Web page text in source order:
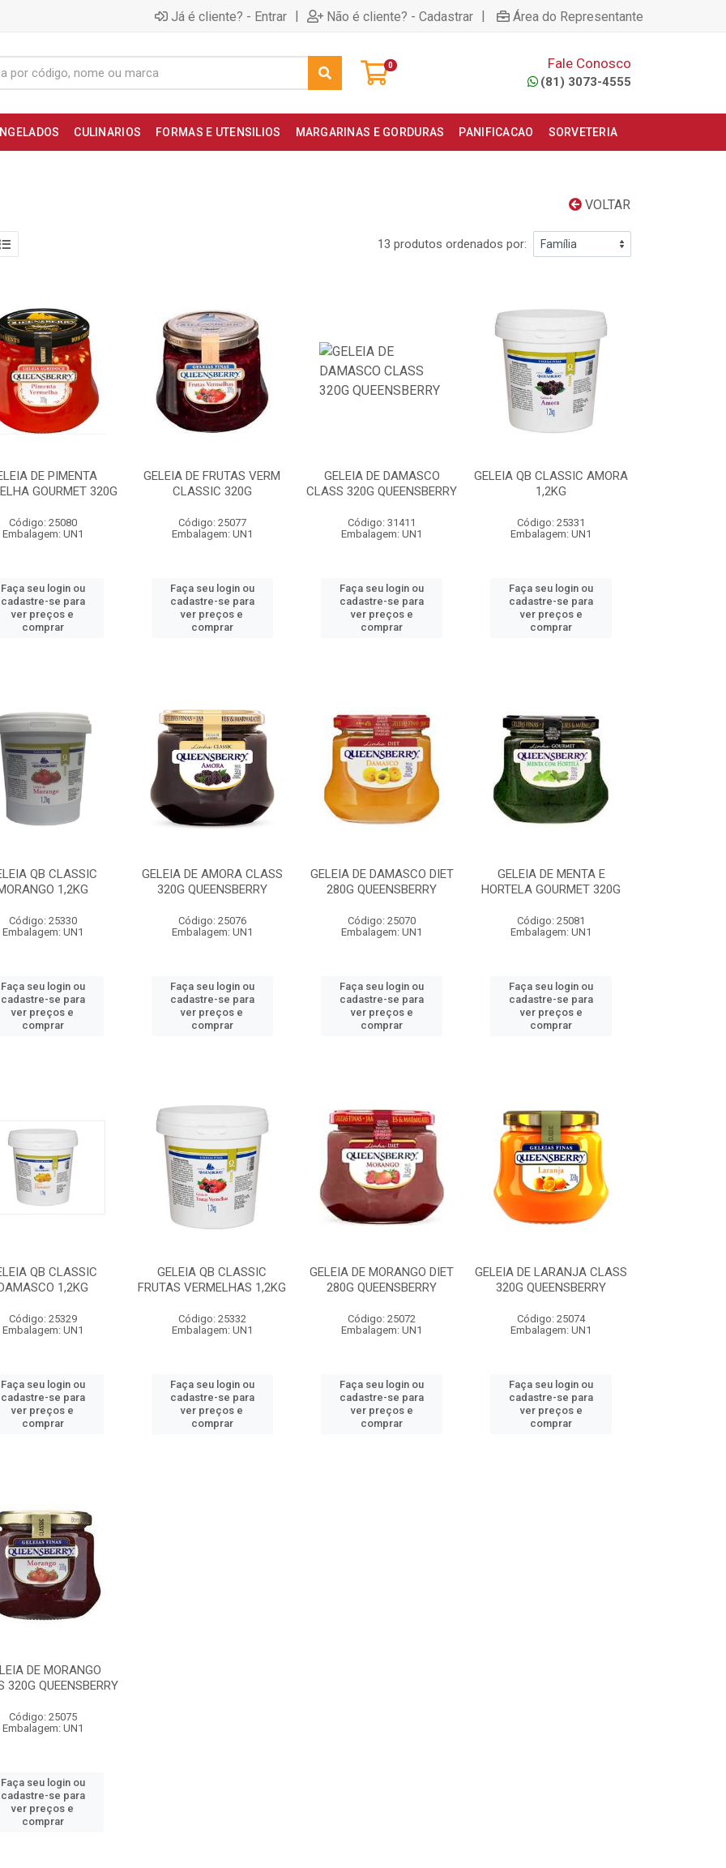
Já é cliente? - Entrar | Não é cliente? - Cadastrar | Área do Representante
0 Fale Conosco
(81) 3073-4555
CULINARIOS FORMAS E UTENSILIOS MARGARINAS E GORDURAS PANIFICACAO SORVETERIA
VOLTAR
13 produtos ordenados por:
DE PIMENTA
GOURMET 320G
Código: 25080
Embalagem: UN1
Faça seu login ou
cadastre-se para
ver preços e
comprar
GELEIA DE FRUTAS VERM
CLASSIC 320G
Código: 25077
Embalagem: UN1
Faça seu login ou
cadastre-se para
ver preços e
comprar
GELEIA DE DAMASCO
CLASS 320G QUEENSBERRY
Código: 31411
Embalagem: UN1
Faça seu login ou
cadastre-se para
ver preços e
comprar
GELEIA QB CLASSIC AMORA
1,2KG
Código: 25331
Embalagem: UN1
Faça seu login ou
cadastre-se para
ver preços e
comprar
QB CLASSIC
1,2KG
Código: 25330
Embalagem: UN1
Faça seu login ou
cadastre-se para
ver preços e
comprar
GELEIA DE AMORA CLASS
320G QUEENSBERRY
Código: 25076
Embalagem: UN1
Faça seu login ou
cadastre-se para
ver preços e
comprar
GELEIA DE DAMASCO DIET
280G QUEENSBERRY
Código: 25070
Embalagem: UN1
Faça seu login ou
cadastre-se para
ver preços e
comprar
GELEIA DE MENTA E
HORTELA GOURMET 320G
Código: 25081
Embalagem: UN1
Faça seu login ou
cadastre-se para
ver preços e
comprar
QB CLASSIC
1,2KG
Código: 25329
Embalagem: UN1
Faça seu login ou
cadastre-se para
ver preços e
comprar
GELEIA QB CLASSIC
FRUTAS VERMELHAS 1,2KG
Código: 25332
Embalagem: UN1
Faça seu login ou
cadastre-se para
ver preços e
comprar
GELEIA DE MORANGO DIET
280G QUEENSBERRY
Código: 25072
Embalagem: UN1
Faça seu login ou
cadastre-se para
ver preços e
comprar
GELEIA DE LARANJA CLASS
320G QUEENSBERRY
Código: 25074
Embalagem: UN1
Faça seu login ou
cadastre-se para
ver preços e
comprar
DE MORANGO
320G QUEENSBERRY
Código: 25075
Embalagem: UN1
Faça seu login ou
cadastre-se para
ver preços e
comprar